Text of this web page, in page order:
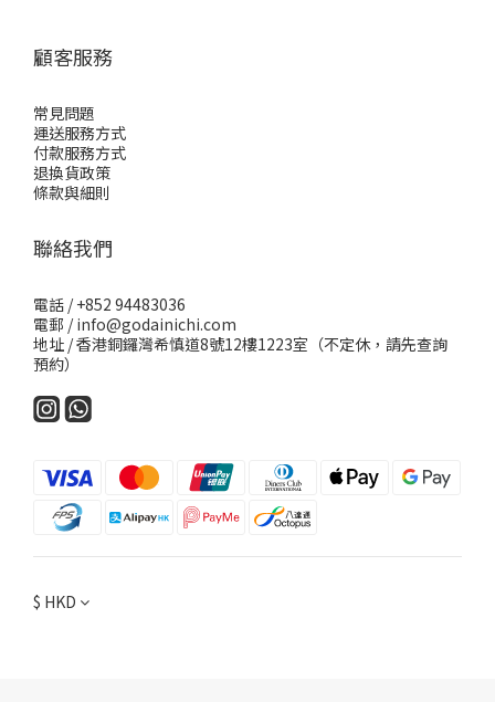
顧客服務
常見問題
運送服務方式
付款服務方式
退換貨政策
條款與細則
聯絡我們
電話 / +852 94483036
電郵 / info@godainichi.com
地址 / 香港銅鑼灣希慎道8號12樓1223室（不定休，請先查詢
預約）
$ HKD